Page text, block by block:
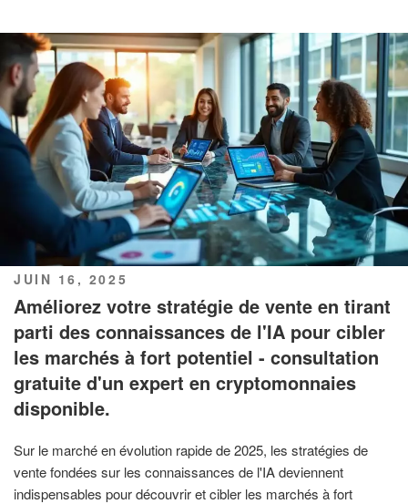
PUBLIÉ
LE
JUIN 16, 2025
Améliorez votre stratégie de vente en tirant
parti des connaissances de l'IA pour cibler
les marchés à fort potentiel - consultation
gratuite d'un expert en cryptomonnaies
disponible.
Sur le marché en évolution rapide de 2025, les stratégies de
vente fondées sur les connaissances de l'IA deviennent
indispensables pour découvrir et cibler les marchés à fort